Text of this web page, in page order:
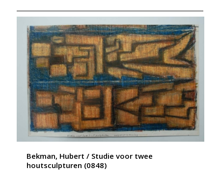
Bekman, Hubert / Studie voor twee
houtsculpturen (0848)